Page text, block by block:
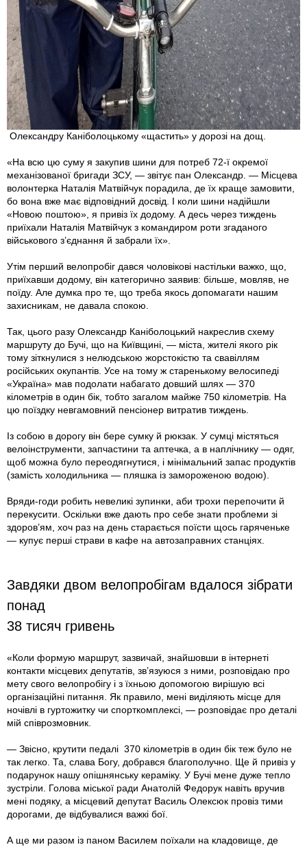
Олександру Каніболоцькому «щастить» у дорозі на дощ.
«На всю цю суму я закупив шини для потреб 72-ї окремої
механізованої бригади ЗСУ, — звітує пан Олександр. — Місцева
волонтерка Наталія Матвійчук порадила, де їх краще замовити,
бо вона вже має відповідний досвід. І коли шини надійшли
«Новою поштою», я привіз їх додому. А десь через тиждень
приїхали Наталія Матвійчук з командиром роти згаданого
військового з’єднання й забрали їх».
Утім перший велопробіг дався чоловікові настільки важко, що,
приїхавши додому, він категорично заявив: більше, мовляв, не
поїду. Але думка про те, що треба якось допомагати нашим
захисникам, не давала спокою.
Так, цього разу Олександр Каніболоцький накреслив схему
маршруту до Бучі, що на Київщині, — міста, жителі якого рік
тому зіткнулися з нелюдською жорстокістю та свавіллям
російських окупантів. Усе на тому ж старенькому велосипеді
«Україна» мав подолати набагато довший шлях — 370
кілометрів в один бік, тобто загалом майже 750 кілометрів. На
цю поїздку невгамовний пенсіонер витратив тиждень.
Із собою в дорогу він бере сумку й рюкзак. У сумці містяться
велоінструменти, запчастини та аптечка, а в наплічнику — одяг,
щоб можна було переодягнутися, і мінімальний запас продуктів
(замість холодильника — пляшка із замороженою водою).
Вряди-годи робить невеликі зупинки, аби трохи перепочити й
перекусити. Оскільки вже дають про себе знати проблеми зі
здоров’ям, хоч раз на день старається поїсти щось гаряченьке
— купує перші страви в кафе на автозаправних станціях.
Завдяки двом велопробігам вдалося зібрати
понад
38 тисяч гривень
«Коли формую маршрут, зазвичай, знайшовши в інтернеті
контакти місцевих депутатів, зв’язуюся з ними, розповідаю про
мету свого велопробігу і з їхньою допомогою вирішую всі
організаційні питання. Як правило, мені виділяють місце для
ночівлі в гуртожитку чи спорткомплексі, — розповідає про деталі
мій співрозмовник.
— Звісно, крутити педалі 370 кілометрів в один бік теж було не
так легко. Та, слава Богу, добрався благополучно. Ще й привіз у
подарунок нашу опішнянську кераміку. У Бучі мене дуже тепло
зустріли. Голова міської ради Анатолій Федорук навіть вручив
мені подяку, а місцевий депутат Василь Олексюк провіз тими
дорогами, де відбувалися важкі бої.
А ще ми разом із паном Василем поїхали на кладовище, де